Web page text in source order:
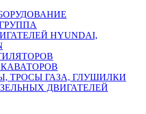
HYUNDAI,
ТРОСЫ ГАЗА, ГЛУШИЛКИ
ДВИГАТЕЛЕЙ